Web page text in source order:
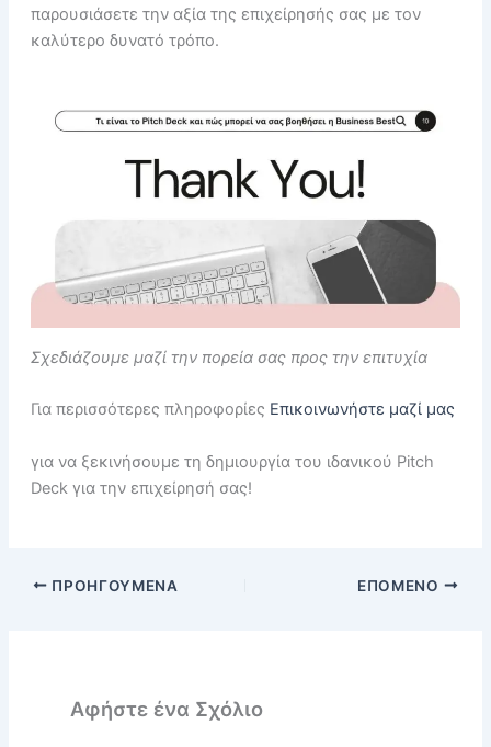
παρουσιάσετε την αξία της επιχείρησής σας με τον
καλύτερο δυνατό τρόπο.
Σχεδιάζουμε μαζί την πορεία σας προς την επιτυχία
Για περισσότερες πληροφορίες Επικοινωνήστε μαζί μας
για να ξεκινήσουμε τη δημιουργία του ιδανικού Pitch
Deck για την επιχείρησή σας!
ΠΡΟΗΓΟΎΜΕΝΑ ΕΠΌΜΕΝΟ
Αφήστε ένα Σχόλιο